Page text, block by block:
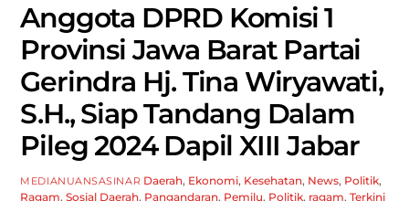
Anggota DPRD Komisi 1
Provinsi Jawa Barat Partai
Gerindra Hj. Tina Wiryawati,
S.H., Siap Tandang Dalam
Pileg 2024 Dapil XIII Jabar
MEDIANUANSASINAR Daerah, Ekonomi, Kesehatan, News, Politik,
Ragam,Sosial Daerah, Pangandaran, Pemilu, Politik, ragam,Terkini